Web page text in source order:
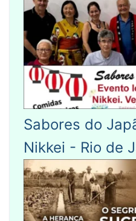
Sabores do
Nikkei - Rio de